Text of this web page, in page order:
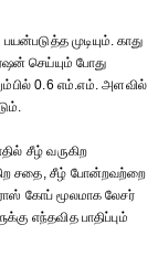
முடியும். காது
செய்யும் போது
0.6 எம்.எம். அளவில்
சீழ் வருகிற
சதை, சீழ் போன்றவற்றை
கோப் மூலமாக லேசர்
எந்தவித பாதிப்பும்